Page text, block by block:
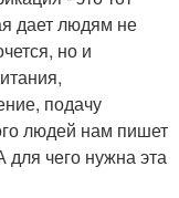
дает людям не
но и
подачу
людей нам пишет
для чего нужна эта